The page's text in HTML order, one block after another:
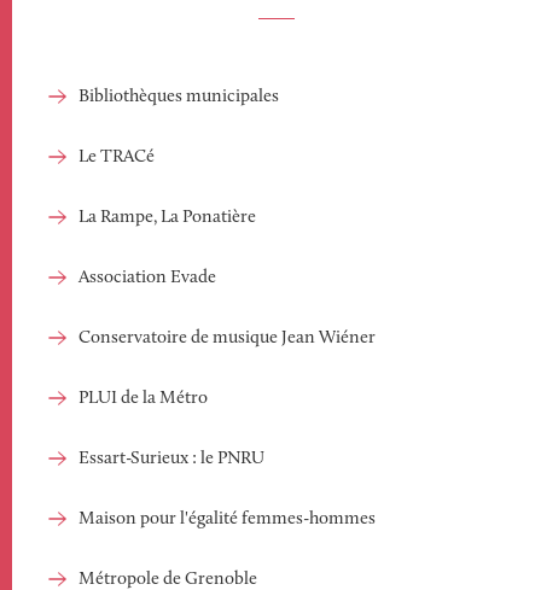
Bibliothèques municipales
Le TRACé
La Rampe, La Ponatière
Association Evade
Conservatoire de musique Jean Wiéner
PLUI de la Métro
Essart-Surieux : le PNRU
Maison pour l'égalité femmes-hommes
Métropole de Grenoble